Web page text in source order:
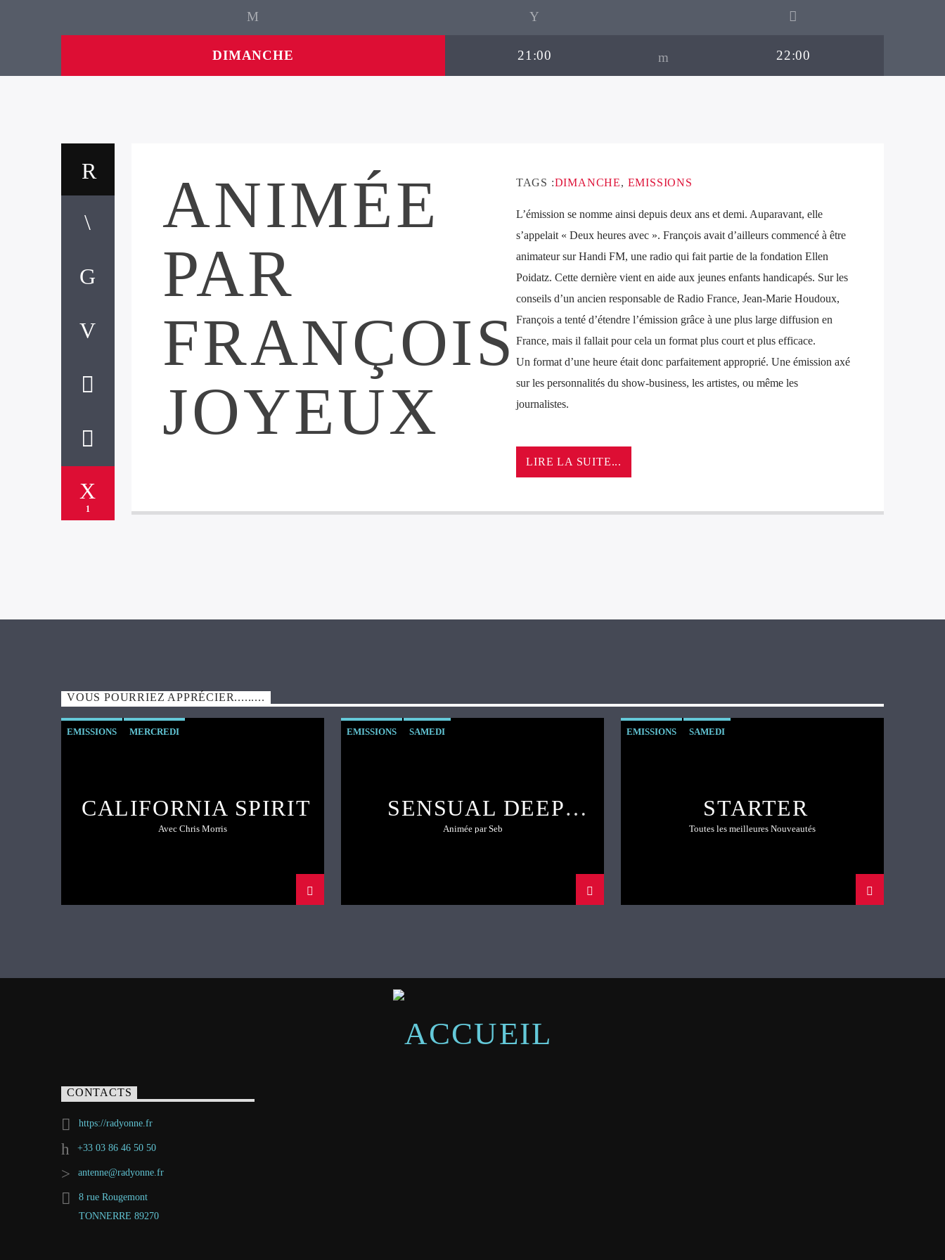
DIMANCHE 21:00 22:00
1
ANIMÉE
PAR
FRANÇOIS
JOYEUX
TAGS :DIMANCHE, EMISSIONS
L’émission se nomme ainsi depuis deux ans et demi. Auparavant, elle
s’appelait « Deux heures avec ». François avait d’ailleurs commencé à être
animateur sur Handi FM, une radio qui fait partie de la fondation Ellen
Poidatz. Cette dernière vient en aide aux jeunes enfants handicapés. Sur les
conseils d’un ancien responsable de Radio France, Jean-Marie Houdoux,
François a tenté d’étendre l’émission grâce à une plus large diffusion en
France, mais il fallait pour cela un format plus court et plus efficace.
Un format d’une heure était donc parfaitement approprié. Une émission axé
sur les personnalités du show-business, les artistes, ou même les
journalistes.
LIRE LA SUITE...
VOUS POURRIEZ APPRÉCIER.........
EMISSIONS MERCREDI
CALIFORNIA SPIRIT
Avec Chris Morris
EMISSIONS SAMEDI
SENSUAL DEEP
STATION
Animée par Seb
EMISSIONS SAMEDI
STARTER
Toutes les meilleures Nouveautés
CONTACTS
https://radyonne.fr
+33 03 86 46 50 50
antenne@radyonne.fr
8 rue Rougemont
TONNERRE 89270